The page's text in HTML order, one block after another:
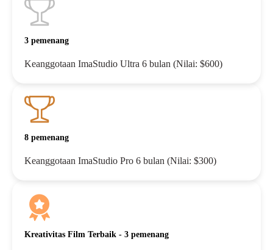
3 pemenang
Keanggotaan ImaStudio Ultra 6 bulan (Nilai: $600)
8 pemenang
Keanggotaan ImaStudio Pro 6 bulan (Nilai: $300)
Kreativitas Film Terbaik - 3 pemenang